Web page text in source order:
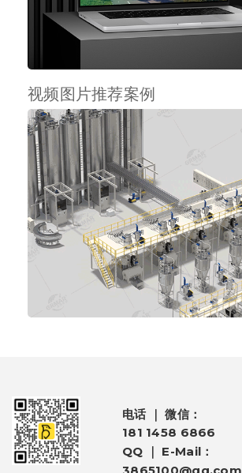
视频图片推荐案例
电话 ｜ 微信：
181 1458 6866
QQ ｜ E-Mail：